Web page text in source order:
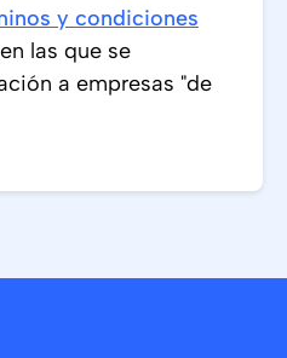
y condiciones
las que se
a empresas "de